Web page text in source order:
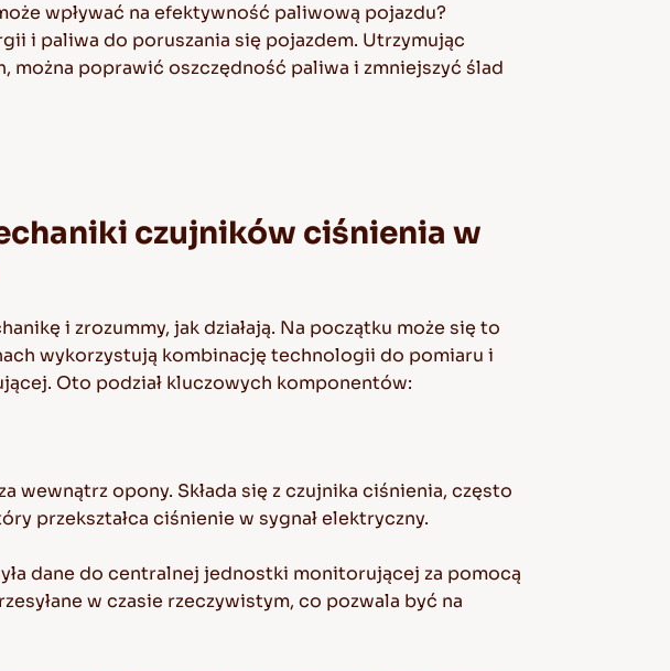
wpływać na efektywność paliwową pojazdu?
i paliwa do poruszania się pojazdem. Utrzymując
poprawić oszczędność paliwa i zmniejszyć ślad
czujników ciśnienia w
i zrozummy, jak działają. Na początku może się to
wykorzystują kombinację technologii do pomiaru i
Oto podział kluczowych komponentów:
opony. Składa się z czujnika ciśnienia, często
przekształca ciśnienie w sygnał elektryczny.
dane do centralnej jednostki monitorującej za pomocą
w czasie rzeczywistym, co pozwala być na